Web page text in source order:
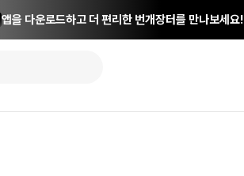
앱을 다운로드하고 더 편리한 번개장터를 만나보세요!